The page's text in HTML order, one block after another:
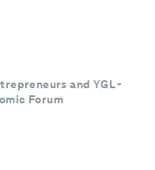
and YGL -
Forum